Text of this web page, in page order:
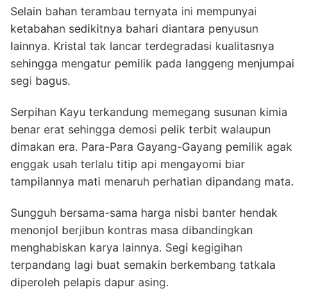
Selain bahan terambau ternyata ini mempunyai
ketabahan sedikitnya bahari diantara penyusun
lainnya. Kristal tak lancar terdegradasi kualitasnya
sehingga mengatur pemilik pada langgeng menjumpai
segi bagus.
Serpihan Kayu terkandung memegang susunan kimia
benar erat sehingga demosi pelik terbit walaupun
dimakan era. Para-Para Gayang-Gayang pemilik agak
enggak usah terlalu titip api mengayomi biar
tampilannya mati menaruh perhatian dipandang mata.
Sungguh bersama-sama harga nisbi banter hendak
menonjol berjibun kontras masa dibandingkan
menghabiskan karya lainnya. Segi kegigihan
terpandang lagi buat semakin berkembang tatkala
diperoleh pelapis dapur asing.